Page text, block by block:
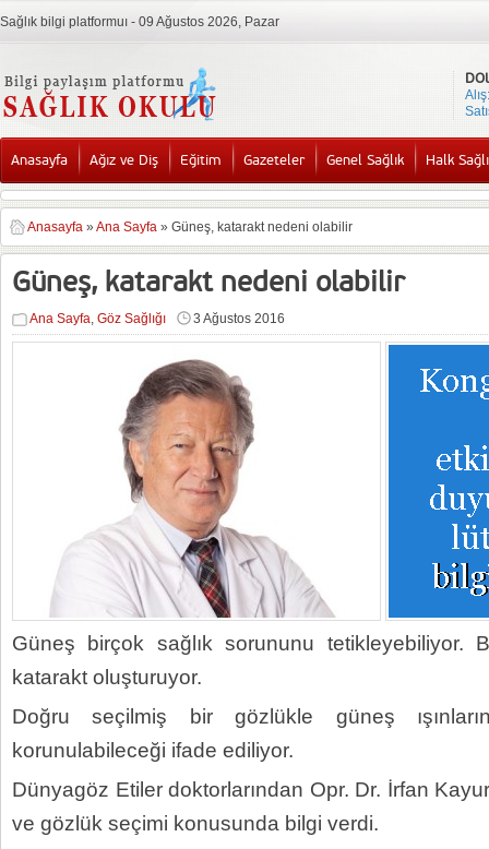
Sağlık bilgi platformuı - 09 Ağustos 2026, Pazar
Alış:
Anasayfa Ağız ve Diş Eğitim Gazeteler Genel Sağlık Halk
Anasayfa » Ana Sayfa » Güneş, katarakt nedeni olabilir
Güneş, katarakt nedeni olabilir
Ana Sayfa, Göz Sağlığı 3 Ağustos 2016
Güneş birçok sağlık sorununu tetikleyebiliyor.
katarakt oluşturuyor.
Doğru seçilmiş bir gözlükle güneş
korunulabileceği ifade ediliyor.
Dünyagöz Etiler doktorlarından Opr. Dr. İrfan
ve gözlük seçimi konusunda bilgi verdi.